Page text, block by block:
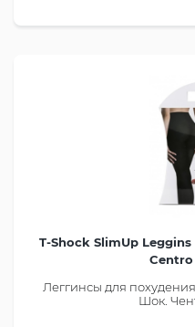
T-Shock SlimUp
Centro
Леггинсы для
Шок.